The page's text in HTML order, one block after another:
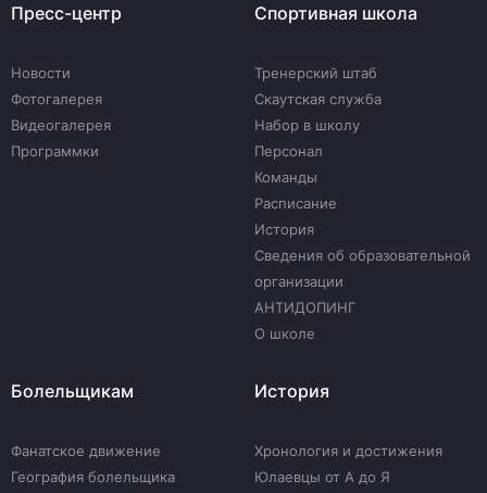
Пресс-центр
Новости
Фотогалерея
Видеогалерея
Программки
Спортивная школа
Тренерский штаб
Скаутская служба
Набор в школу
Персонал
Команды
Расписание
История
Сведения об образовательной
организации
АНТИДОПИНГ
О школе
Болельщикам
Фанатское движение
География болельщика
История
Хронология и достижения
Юлаевцы от А до Я